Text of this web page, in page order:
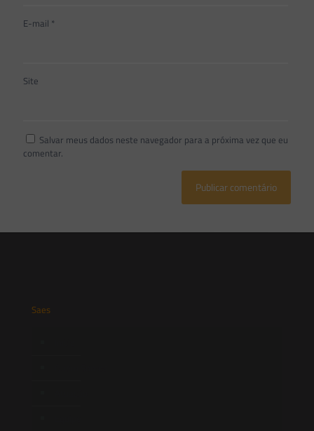
E-mail *
Site
Salvar meus dados neste navegador para a próxima vez que eu
comentar.
Saes